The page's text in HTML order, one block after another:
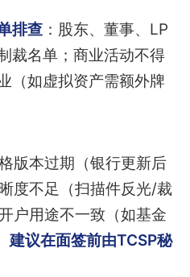
排查：股东、董事、LP
裁名单；商业活动不得
（如虚拟资产需额外牌
版本过期（银行更新后
度不足（扫描件反光/裁
户用途不一致（如基金
建议在面签前由TCSP秘